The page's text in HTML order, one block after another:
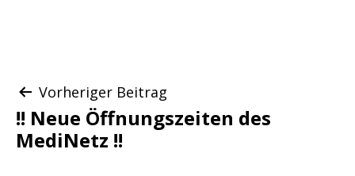
Beitragsnavigation
Vorheriger Beitrag
!! Neue Öffnungszeiten des
MediNetz !!